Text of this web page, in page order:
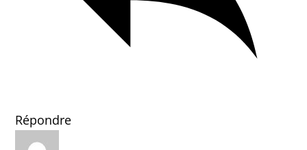
Répondre